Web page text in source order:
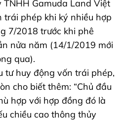
Gamuda Land Việt
trái phép khi ký nhiều hợp
7/2018 trước khi phê
nửa năm (14/1/2019 mới
qua).
tư huy động vốn trái phép,
cho biết thêm: “Chủ đầu
hợp với hợp đồng đó là
chiều cao thông thủy